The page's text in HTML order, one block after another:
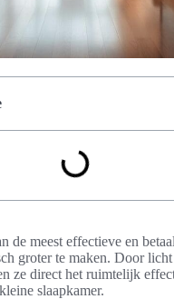
de meest effectieve en
groter te maken. Door
ze direct het ruimtelijk
slaapkamer.